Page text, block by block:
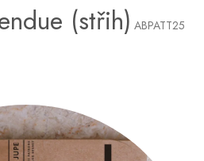
(střih) ABPATT25